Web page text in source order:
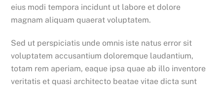
eius modi tempora incidunt ut labore et dolore
magnam aliquam quaerat voluptatem.
Sed ut perspiciatis unde omnis iste natus error sit
voluptatem accusantium doloremque laudantium,
totam rem aperiam, eaque ipsa quae ab illo inventore
veritatis et quasi architecto beatae vitae dicta sunt